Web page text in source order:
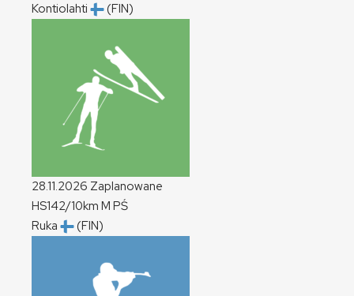
Kontiolahti
(FIN)
28.11.2026 Zaplanowane
HS142/10km M PŚ
Ruka
(FIN)